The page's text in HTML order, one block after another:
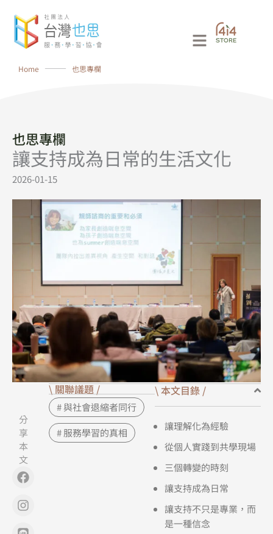
Main
Home ⸻ 也思專欄
也思專欄
讓支持成為日常的生活文化
2026-01-15
分
享
本
文
Facebook
Instagram
Line
Copy
\ 關聯議題 /
# 與社會退縮者同行
# 服務學習的真相
\ 本文目錄 /
讓理解化為經驗
從個人實踐到共學現場
三個轉變的時刻
讓支持成為日常
讓支持不只是專業，而
是一種信念